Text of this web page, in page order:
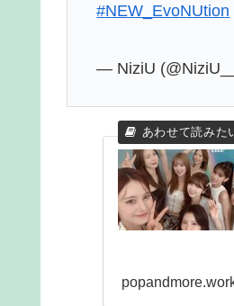
#NEW_EvoNUtion
— NiziU